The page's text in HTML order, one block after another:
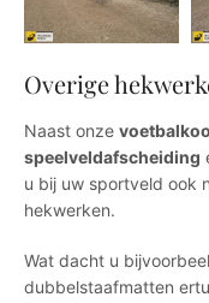
Overige
Naast onze
speelveldafscheiding
u bij uw sportveld ook
hekwerken.
Wat dacht u
dubbelstaafmatten